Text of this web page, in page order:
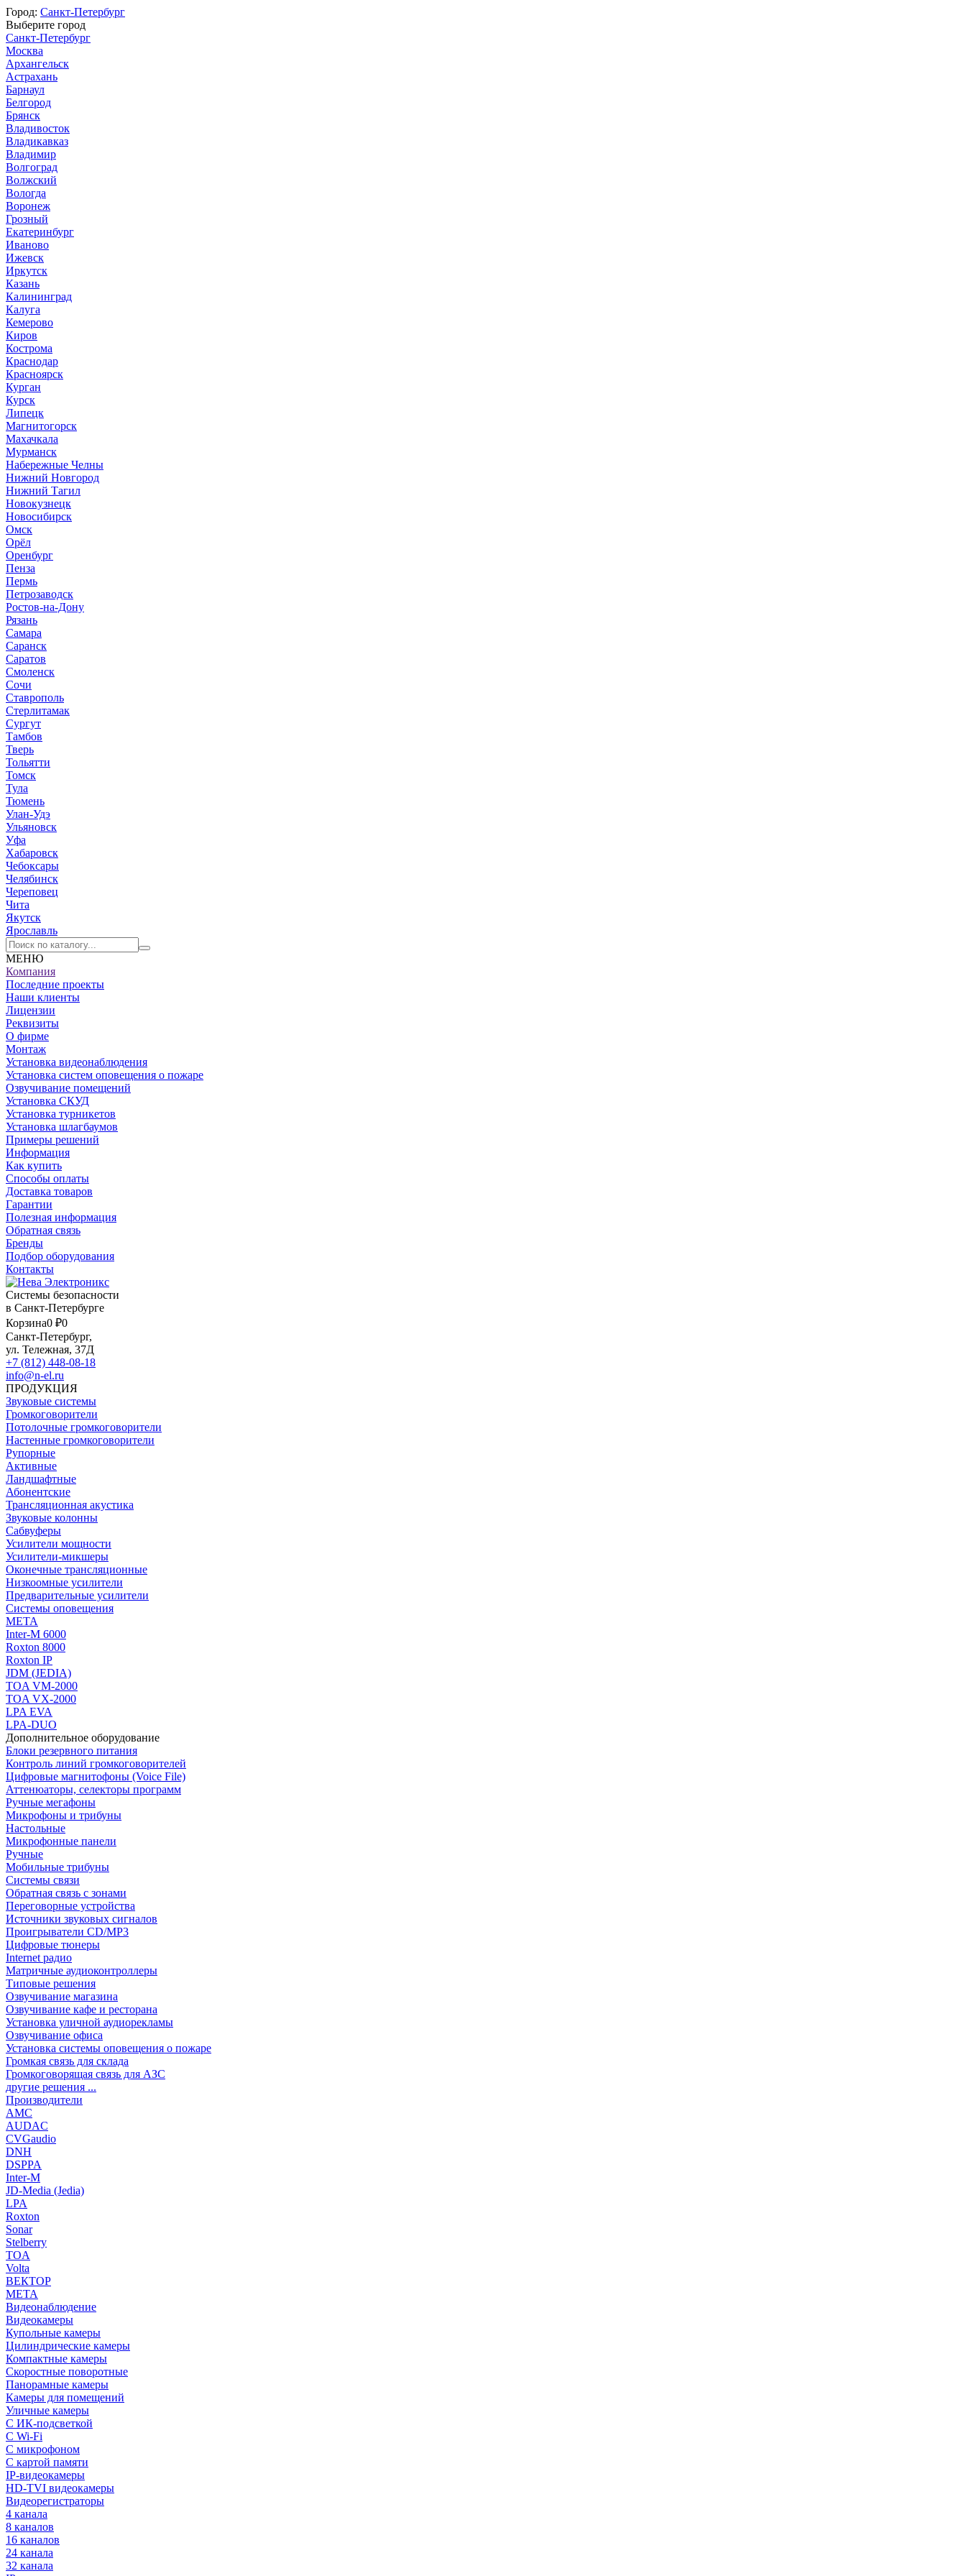
Город: Санкт-Петербург
Выберите город
Санкт-Петербург
Москва
Архангельск
Астрахань
Барнаул
Белгород
Брянск
Владивосток
Владикавказ
Владимир
Волгоград
Волжский
Вологда
Воронеж
Грозный
Екатеринбург
Иваново
Ижевск
Иркутск
Казань
Калининград
Калуга
Кемерово
Киров
Кострома
Краснодар
Красноярск
Курган
Курск
Липецк
Магнитогорск
Махачкала
Мурманск
Набережные Челны
Нижний Новгород
Нижний Тагил
Новокузнецк
Новосибирск
Омск
Орёл
Оренбург
Пенза
Пермь
Петрозаводск
Ростов-на-Дону
Рязань
Самара
Саранск
Саратов
Смоленск
Сочи
Ставрополь
Стерлитамак
Сургут
Тамбов
Тверь
Тольятти
Томск
Тула
Тюмень
Улан-Удэ
Ульяновск
Уфа
Хабаровск
Чебоксары
Челябинск
Череповец
Чита
Якутск
Ярославль
МЕНЮ
Компания
Последние проекты
Наши клиенты
Лицензии
Реквизиты
О фирме
Монтаж
Установка видеонаблюдения
Установка систем оповещения о пожаре
Озвучивание помещений
Установка СКУД
Установка турникетов
Установка шлагбаумов
Примеры решений
Информация
Как купить
Способы оплаты
Доставка товаров
Гарантии
Полезная информация
Обратная связь
Бренды
Подбор оборудования
Контакты
Системы безопасности
в Санкт-Петербурге
Корзина0 ₽0
Санкт-Петербург,
ул. Тележная, 37Д
+7 (812) 448-08-18
info@n-el.ru
ПРОДУКЦИЯ
Звуковые системы
Громкоговорители
Потолочные громкоговорители
Настенные громкоговорители
Рупорные
Активные
Ландшафтные
Абонентские
Трансляционная акустика
Звуковые колонны
Сабвуферы
Усилители мощности
Усилители-микшеры
Оконечные трансляционные
Низкоомные усилители
Предварительные усилители
Системы оповещения
МЕТА
Inter-M 6000
Roxton 8000
Roxton IP
JDM (JEDIA)
TOA VM-2000
TOA VX-2000
LPA EVA
LPA-DUO
Дополнительное оборудование
Блоки резервного питания
Контроль линий громкоговорителей
Цифровые магнитофоны (Voice File)
Аттенюаторы, селекторы программ
Ручные мегафоны
Микрофоны и трибуны
Настольные
Микрофонные панели
Ручные
Мобильные трибуны
Системы связи
Обратная связь с зонами
Переговорные устройства
Источники звуковых сигналов
Проигрыватели CD/MP3
Цифровые тюнеры
Internet радио
Матричные аудиоконтроллеры
Типовые решения
Озвучивание магазина
Озвучивание кафе и ресторана
Установка уличной аудиорекламы
Озвучивание офиса
Установка системы оповещения о пожаре
Громкая связь для склада
Громкоговорящая связь для АЗС
другие решения ...
Производители
AMC
AUDAC
CVGaudio
DNH
DSPPA
Inter-M
JD-Media (Jedia)
LPA
Roxton
Sonar
Stelberry
TOA
Volta
ВЕКТОР
МЕТА
Видеонаблюдение
Видеокамеры
Купольные камеры
Цилиндрические камеры
Компактные камеры
Скоростные поворотные
Панорамные камеры
Камеры для помещений
Уличные камеры
С ИК-подсветкой
С Wi-Fi
С микрофоном
С картой памяти
IP-видеокамеры
HD-TVI видеокамеры
Видеорегистраторы
4 канала
8 каналов
16 каналов
24 канала
32 канала